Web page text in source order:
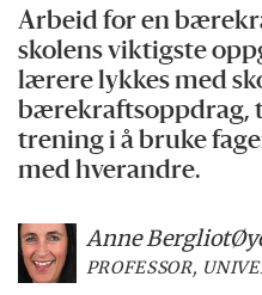
Arbeid for en
skolens viktigste
lærere lykkes med
bærekraftsoppdrag,
trening i å bruke
med hverandre.
Anne Bergliot
PROFESSOR,